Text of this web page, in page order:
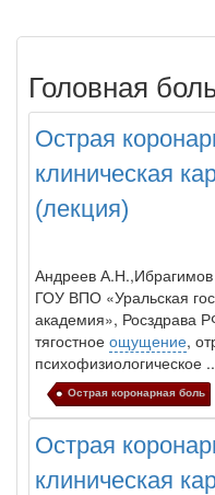
Головная
Острая
клиническая
(лекция)
Андреев А.Н.,Ибрагимов
ГОУ ВПО «Уральская
академия», Росздрава
тягостное ощущение,
психофизиологическое
Острая коронарная боль
Острая
клиническая